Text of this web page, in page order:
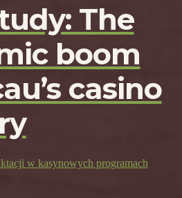
The
boom
casino
w kasynowych programach